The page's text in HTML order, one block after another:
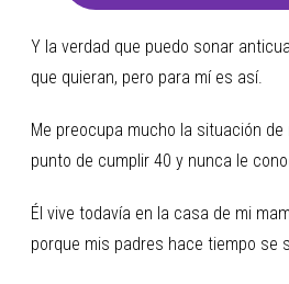
Y la verdad que puedo sonar
que quieran, pero para mí es así.
Me preocupa mucho la situación
punto de cumplir 40 y nunca le
Él vive todavía en la casa de mi
porque mis padres hace tiempo se